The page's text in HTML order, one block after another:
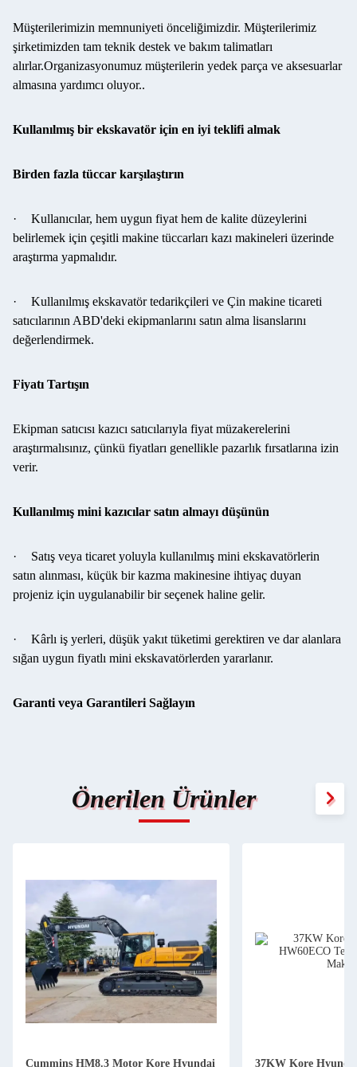
Müşterilerimizin memnuniyeti önceliğimizdir. Müşterilerimiz
şirketimizden tam teknik destek ve bakım talimatları
alırlar.Organizasyonumuz müşterilerin yedek parça ve aksesuarlar
almasına yardımcı oluyor..
Kullanılmış bir ekskavatör için en iyi teklifi almak
Birden fazla tüccar karşılaştırın
·
Kullanıcılar, hem uygun fiyat hem de kalite düzeylerini
belirlemek için çeşitli makine tüccarları kazı makineleri üzerinde
araştırma yapmalıdır.
·
Kullanılmış ekskavatör tedarikçileri ve Çin makine ticareti
satıcılarının ABD'deki ekipmanlarını satın alma lisanslarını
değerlendirmek.
Fiyatı Tartışın
Ekipman satıcısı kazıcı satıcılarıyla fiyat müzakerelerini
araştırmalısınız, çünkü fiyatları genellikle pazarlık fırsatlarına izin
verir.
Kullanılmış mini kazıcılar satın almayı düşünün
·
Satış veya ticaret yoluyla kullanılmış mini ekskavatörlerin
satın alınması, küçük bir kazma makinesine ihtiyaç duyan
projeniz için uygulanabilir bir seçenek haline gelir.
·
Kârlı iş yerleri, düşük yakıt tüketimi gerektiren ve dar alanlara
sığan uygun fiyatlı mini ekskavatörlerden yararlanır.
Garanti veya Garantileri Sağlayın
Önerilen Ürünler
Cummins HM8.3 Motor Kore Hyundai
37KW Kore Hyundai